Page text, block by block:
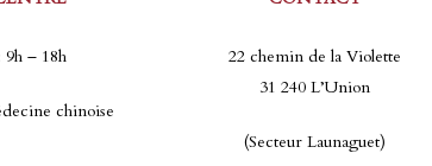
– 18h
chinoise
22 chemin de la Violette
31 240 L’Union
(Secteur Launaguet)